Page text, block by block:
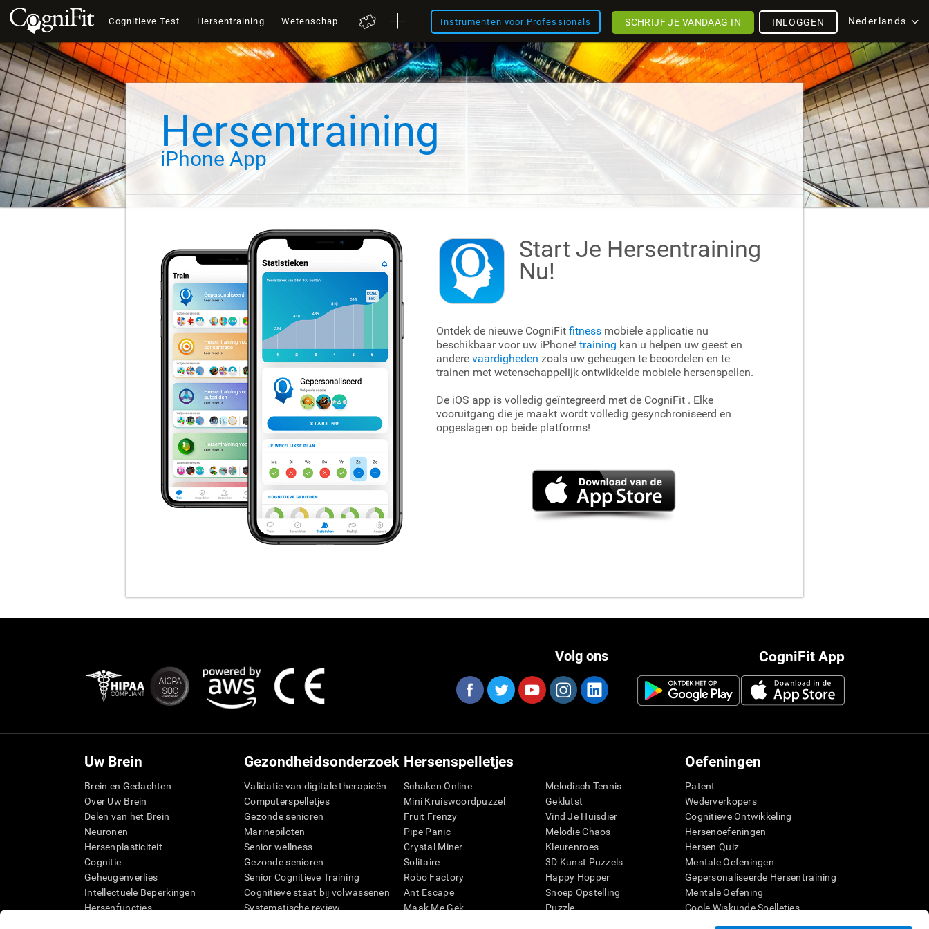
Cognitieve Test Hersentraining Wetenschap Instrumenten voor Professionals Nederlands
INLOGGEN
SCHRIJF JE VANDAAG IN
Hersentraining
iPhone App
Start Je Hersentraining
Nu!
Ontdek de nieuwe CogniFit fitness mobiele applicatie nu
beschikbaar voor uw iPhone! training kan u helpen uw geest en
andere vaardigheden zoals uw geheugen te beoordelen en te
trainen met wetenschappelijk ontwikkelde mobiele hersenspellen.
De iOS app is volledig geïntegreerd met de CogniFit . Elke
vooruitgang die je maakt wordt volledig gesynchroniseerd en
opgeslagen op beide platforms!
CogniFit App
Volg ons
Uw Brein
Brein en Gedachten
Over Uw Brein
Delen van het Brein
Neuronen
Hersenplasticiteit
Cognitie
Geheugenverlies
Intellectuele Beperkingen
Hersenfuncties
Gezondheidsonderzoek
Validatie van digitale therapieën
Computerspelletjes
Gezonde senioren
Marinepiloten
Senior wellness
Gezonde senioren
Senior Cognitieve Training
Cognitieve staat bij volwassenen
Systematische review
Hersenspelletjes
Schaken Online
Mini Kruiswoordpuzzel
Fruit Frenzy
Pipe Panic
Crystal Miner
Solitaire
Robo Factory
Ant Escape
Maak Me Gek
Melodisch Tennis
Geklutst
Vind Je Huisdier
Melodie Chaos
Kleurenroes
3D Kunst Puzzels
Happy Hopper
Snoep Opstelling
Puzzle
Oefeningen
Patent
Wederverkopers
Cognitieve Ontwikkeling
Hersenoefeningen
Hersen Quiz
Mentale Oefeningen
Gepersonaliseerde Hersentraining
Mentale Oefening
Coole Wiskunde Spelletjes